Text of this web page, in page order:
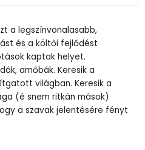
a legszínvonalasabb,
és a költői fejlődést
kaptak helyet.
amőbák. Keresik a
világban. Keresik a
(é snem ritkán mások)
a szavak jelentésére fényt